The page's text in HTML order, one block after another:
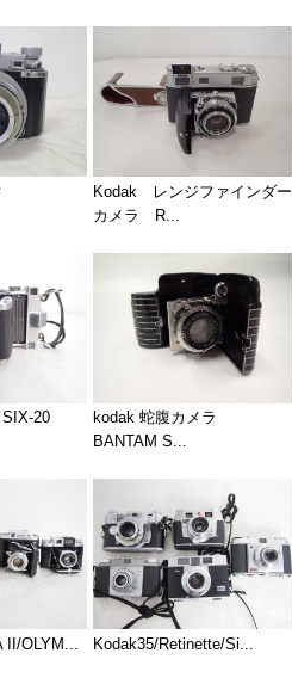
Kodak レンジファインダー
カメラ R...
20
kodak 蛇腹カメラ
BANTAM S...
II/OLYM... Kodak35/Retinette/Si...